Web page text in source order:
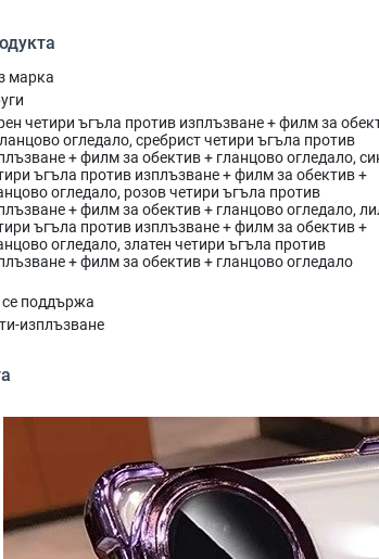
марка
четири ъгъла против изплъзване + филм за
огледало, сребрист четири ъгъла против
+ филм за обектив + гланцово огледало,
ъгъла против изплъзване + филм за обектив +
огледало, розов четири ъгъла против
+ филм за обектив + гланцово огледало,
ъгъла против изплъзване + филм за обектив +
огледало, златен четири ъгъла против
+ филм за обектив + гланцово огледало
се поддържа
изплъзване